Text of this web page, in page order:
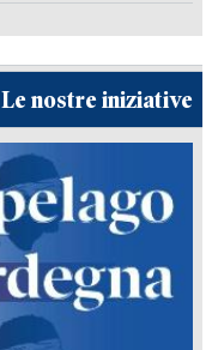
Le nostre iniziative